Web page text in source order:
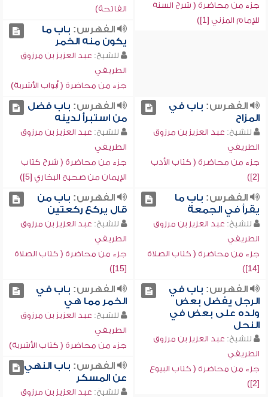
جزء من محاضرة ( شرح السنة
للإمام المزني [1])
الفاتحة)
الفهرس: باب ما
يكون منه الخمر
للشيخ: عبد العزيز بن مرزوق
الطريفي
جزء من محاضرة ( أبواب الأشربة)
الفهرس: باب في
المزاح
للشيخ: عبد العزيز بن مرزوق
الطريفي
جزء من محاضرة ( كتاب الأدب
[2])
الفهرس: باب فضل
من استبرأ لدينه
للشيخ: عبد العزيز بن مرزوق
الطريفي
جزء من محاضرة ( شرح كتاب
الإيمان من صحيح البخاري [5])
الفهرس: باب ما
يقرأ في الجمعة
للشيخ: عبد العزيز بن مرزوق
الطريفي
جزء من محاضرة ( كتاب الصلاة
[14])
الفهرس: باب من
قال يركع ركعتين
للشيخ: عبد العزيز بن مرزوق
الطريفي
جزء من محاضرة ( كتاب الصلاة
[15])
الفهرس: باب في
الرجل يفضل بعض
ولده على بعض في
النحل
للشيخ: عبد العزيز بن مرزوق
الطريفي
جزء من محاضرة ( كتاب البيوع
[2])
الفهرس: باب في
الخمر مما هي
للشيخ: عبد العزيز بن مرزوق
الطريفي
جزء من محاضرة ( كتاب الأشربة)
الفهرس: باب النهي
عن المسكر
للشيخ: عبد العزيز بن مرزوق